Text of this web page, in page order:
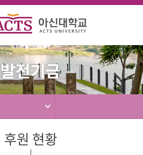
발전기금
후원 현황